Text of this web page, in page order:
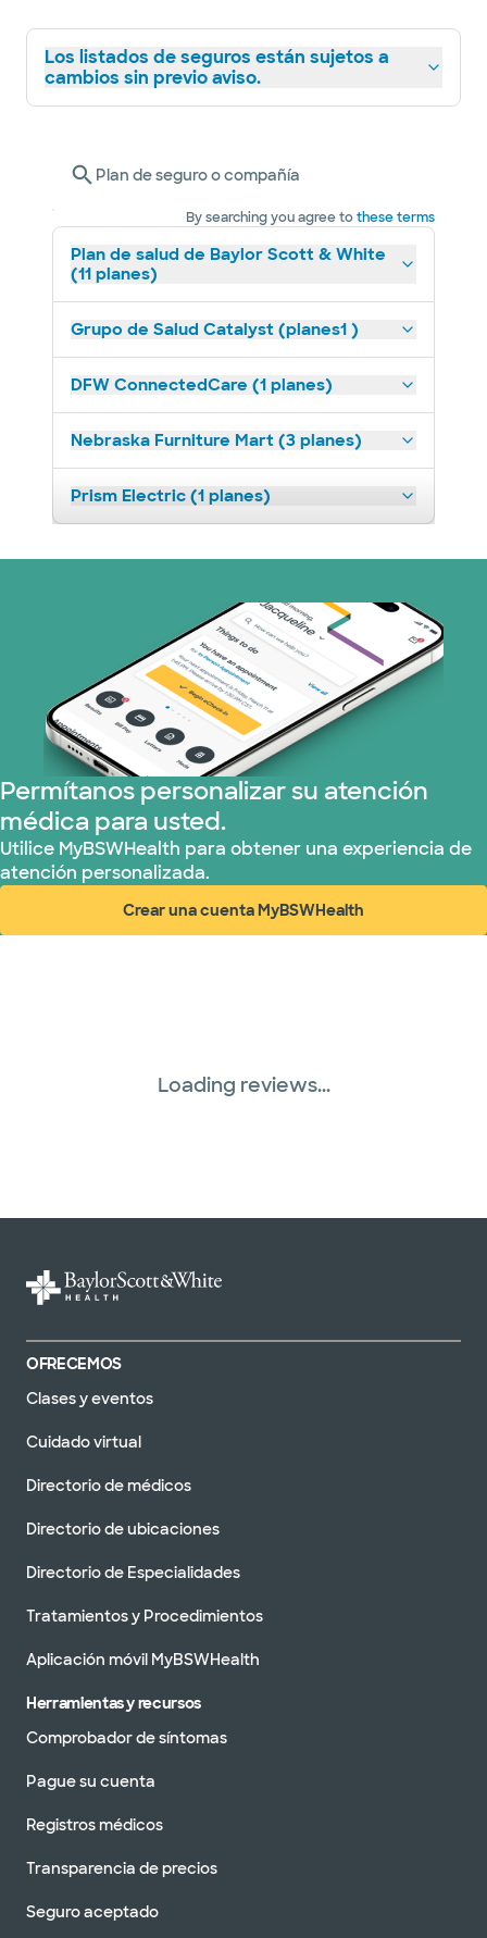
Los listados de seguros están sujetos a
cambios sin previo aviso.
Plan de seguro o compañía
By searching you agree tothese terms
Plan de salud de Baylor Scott & White
(11 planes)
Grupo de Salud Catalyst (planes1 )
DFW ConnectedCare (1 planes)
Nebraska Furniture Mart (3 planes)
Prism Electric (1 planes)
Permítanos personalizar su atención
médica para usted.
Utilice MyBSWHealth para obtener una experiencia de
atención personalizada.
Crear una cuenta MyBSWHealth
(abre en ventana nueva)
Loading reviews...
OFRECEMOS
Clases y eventos
Cuidado virtual
Directorio de médicos
Directorio de ubicaciones
Directorio de Especialidades
Tratamientos y Procedimientos
Aplicación móvil MyBSWHealth
Herramientas y recursos
Comprobador de síntomas
Pague su cuenta
Registros médicos
Transparencia de precios
Seguro aceptado